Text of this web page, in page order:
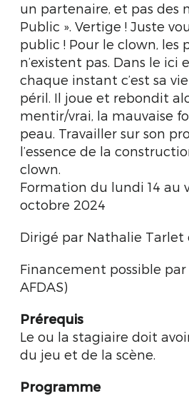
un partenaire, et pas des
Public ». Vertige ! Juste
public ! Pour le clown, les
n’existent pas. Dans le
chaque instant c’est sa
péril. Il joue et rebondit
mentir/vrai, la mauvaise
peau. Travailler sur son
l’essence de la
clown.
Formation du lundi 14 au
octobre 2024
Dirigé par Nathalie Tarlet
Financement possible par
AFDAS)
Prérequis
Le ou la stagiaire doit
du jeu et de la scène.
Programme